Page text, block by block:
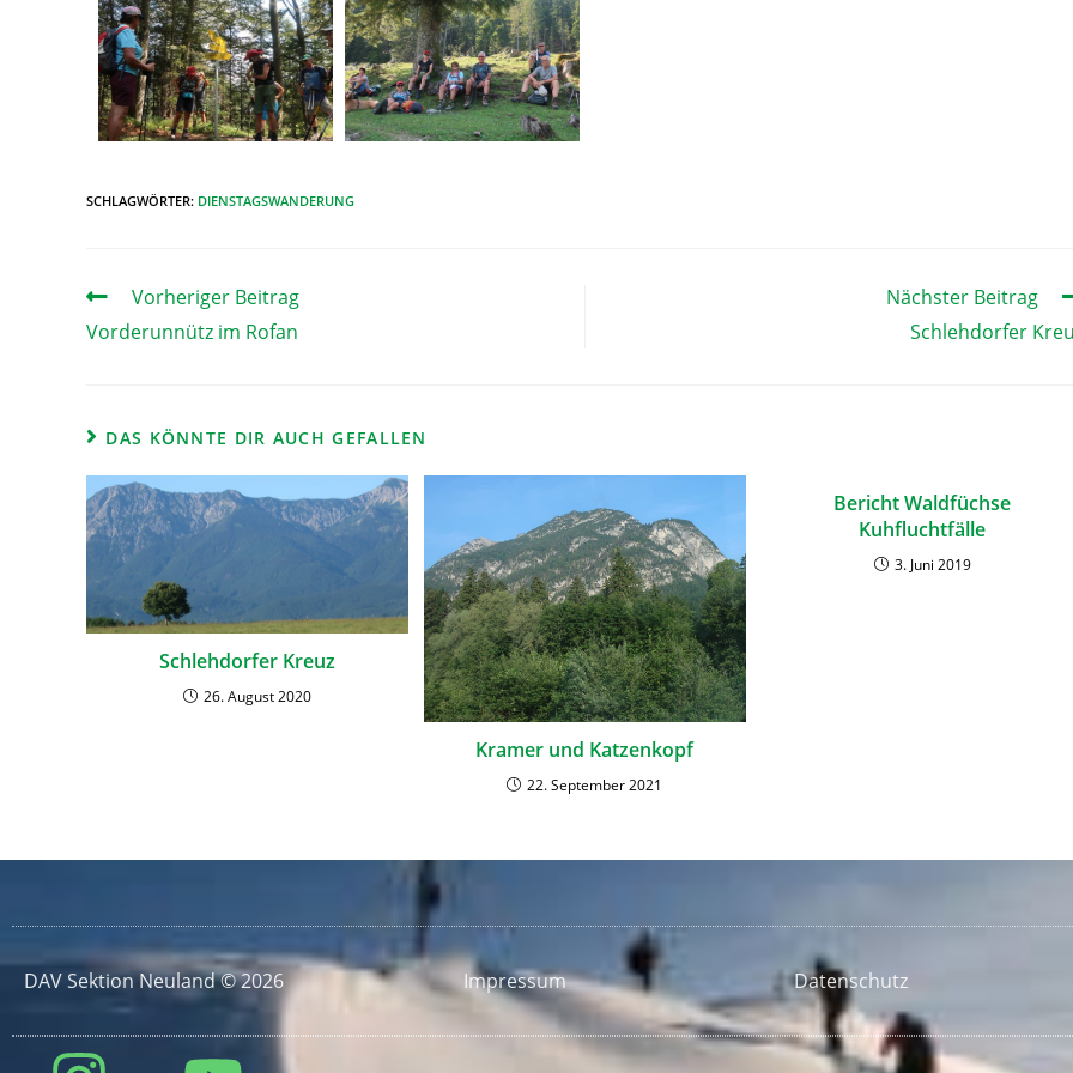
SCHLAGWÖRTER: DIENSTAGSWANDERUNG
Vorheriger Beitrag
Vorderunnütz im Rofan
Nächster Beitrag
Schlehdorfer
DAS KÖNNTE DIR AUCH GEFALLEN
Schlehdorfer Kreuz
26. August 2020
Kramer und Katzenkopf
22. September 2021
Bericht Waldfüchse
Kuhfluchtfälle
3. Juni 2019
DAV Sektion Neuland © 2026 Impressum Datenschutz